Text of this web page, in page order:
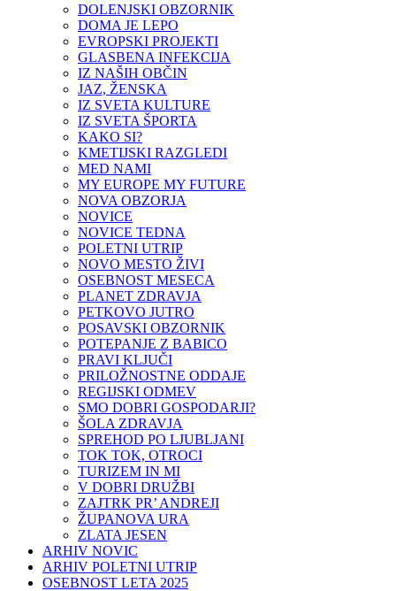
DOLENJSKI OBZORNIK
DOMA JE LEPO
EVROPSKI PROJEKTI
GLASBENA INFEKCIJA
IZ NAŠIH OBČIN
JAZ, ŽENSKA
IZ SVETA KULTURE
IZ SVETA ŠPORTA
KAKO SI?
KMETIJSKI RAZGLEDI
MED NAMI
MY EUROPE MY FUTURE
NOVA OBZORJA
NOVICE
NOVICE TEDNA
POLETNI UTRIP
NOVO MESTO ŽIVI
OSEBNOST MESECA
PLANET ZDRAVJA
PETKOVO JUTRO
POSAVSKI OBZORNIK
POTEPANJE Z BABICO
PRAVI KLJUČI
PRILOŽNOSTNE ODDAJE
REGIJSKI ODMEV
SMO DOBRI GOSPODARJI?
ŠOLA ZDRAVJA
SPREHOD PO LJUBLJANI
TOK TOK, OTROCI
TURIZEM IN MI
V DOBRI DRUŽBI
ZAJTRK PR’ ANDREJI
ŽUPANOVA URA
ZLATA JESEN
ARHIV NOVIC
ARHIV POLETNI UTRIP
OSEBNOST LETA 2025